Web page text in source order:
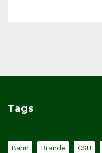
Tags
Bahn Brände CSU